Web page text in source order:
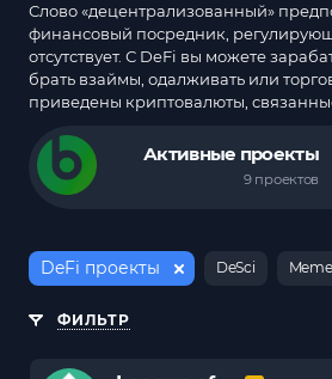
Слово «децентрализованный»
финансовый посредник,
отсутствует. С DeFi вы можете
брать взаймы, одалживать или
приведены криптовалюты,
Активные проекты
9 проектов
DeSci Meme
DeFi проекты
ФИЛЬТР